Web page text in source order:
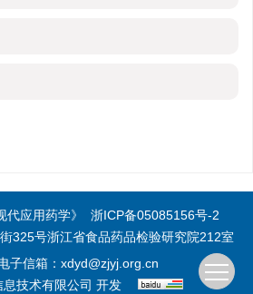
代应用药学》 浙ICP备05085156号-2
325号浙江省食品药品检验研究院212室
子信箱： xdyd@zjyj.org.cn
技术有限公司 开发